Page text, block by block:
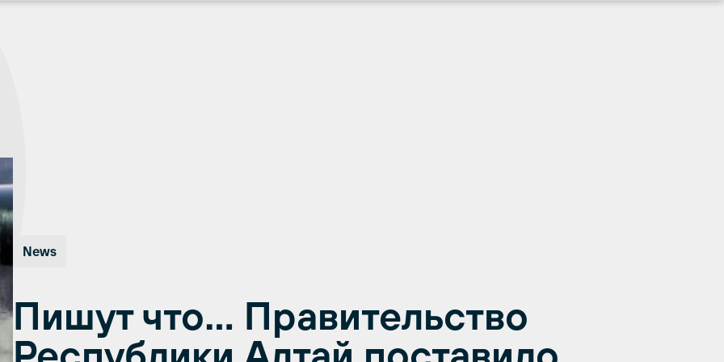
News
Пишут что… Правительство